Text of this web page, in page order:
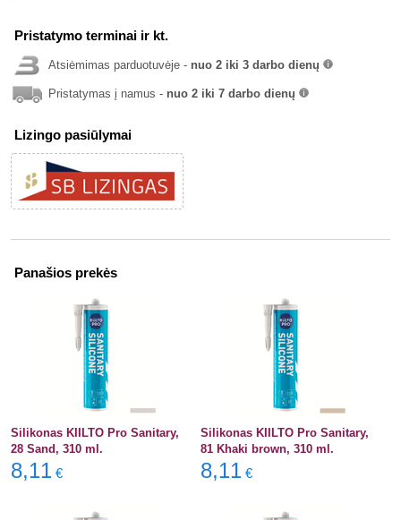
Pristatymo terminai ir kt.
Atsiėmimas parduotuvėje - nuo 2 iki 3 darbo dienų
Pristatymas į namus - nuo 2 iki 7 darbo dienų
Lizingo pasiūlymai
Panašios prekės
Silikonas KIILTO Pro Sanitary,
28 Sand, 310 ml.
8,11 €
Silikonas KIILTO Pro Sanitary,
81 Khaki brown, 310 ml.
8,11 €